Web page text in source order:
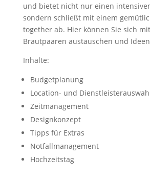
und bietet nicht nur einen
sondern schließt mit einem
together ab. Hier können Sie sich
Brautpaaren austauschen und
Inhalte:
Budgetplanung
Location- und
Zeitmanagement
Designkonzept
Tipps für Extras
Notfallmanagement
Hochzeitstag